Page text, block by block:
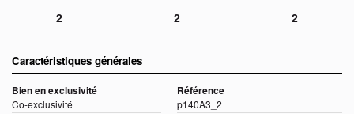
2 2 2
Caractéristiques générales
Bien en exclusivité
Co-exclusivité
Référence
p140A3_2